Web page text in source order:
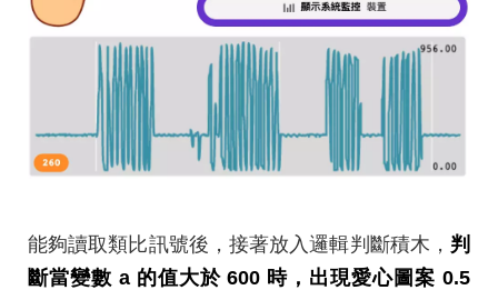
能夠讀取類比訊號後，接著放入邏輯判斷積木， 判
斷當變數 a 的值大於 600 時，出現愛心圖案 0.5